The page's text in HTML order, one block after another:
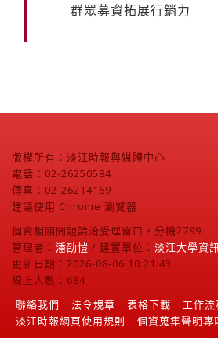
群眾募資拓展行銷力
版權所有：淡江時報與媒體中心
電話：02-26250584
傳真：02-26214169
建議使用 Chrome 瀏覽器
個資相關問題請洽受理窗口，分機2799
管理者： 潘劭愷 / 建置單位： 淡江大學資
更新日期：2026-08-06 10:21:43
線上人數：684
聯絡我們
法令規章 表格下載
工作流
淡江時報網頁使用規則
個資蒐集聲明專